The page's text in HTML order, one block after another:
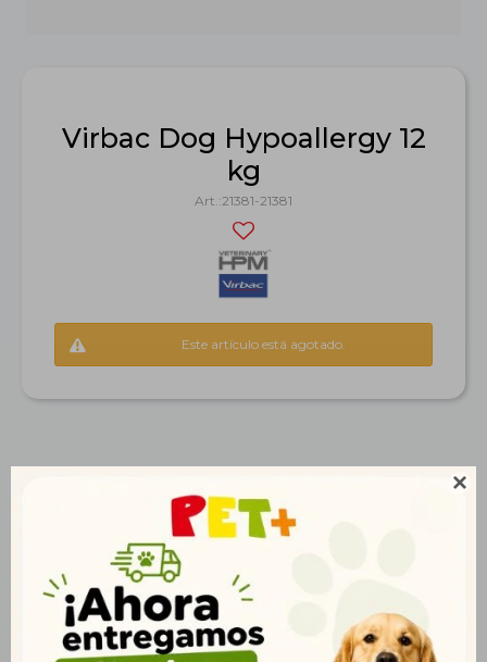

Virbac Dog Hypoallergy 12
kg
21381-21381
Este artículo está agotado.
Productos que te pueden interesar